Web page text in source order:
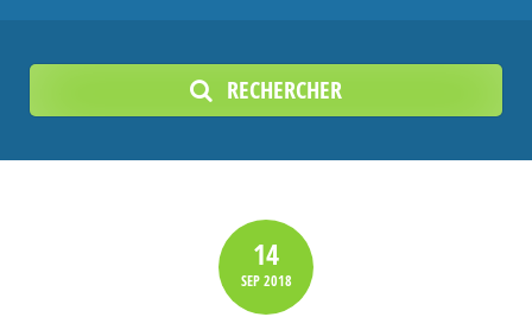
RECHERCHER
14
SEP2018